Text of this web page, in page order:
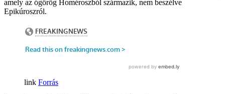
amely az ógörög Homéroszból származik, nem beszélve
Epikúroszról.
Forrás